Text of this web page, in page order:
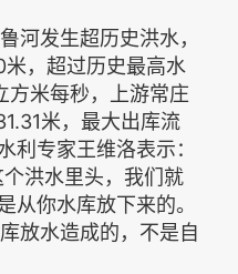
河发生超历史洪水，
，超过历史最高水
方米每秒，上游常庄
米，最大出库流
利专家王维洛表示：
洪水里头，我们就
从你水库放下来的。
放水造成的，不是自